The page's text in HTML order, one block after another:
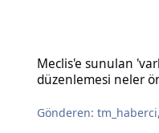
Meclis'e sunulan
düzenlemesi neler
Gönderen:tm_haberci,